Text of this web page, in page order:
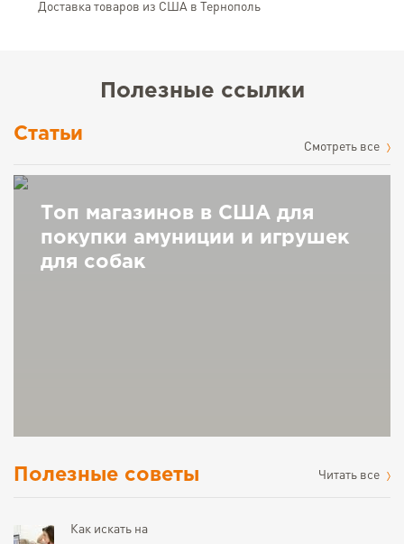
Доставка товаров из США в Тернополь
Полезные ссылки
Статьи
Cмотреть все
Топ магазинов в США для
покупки амуниции и игрушек
для собак
Полезные советы Читать все
Как искать на